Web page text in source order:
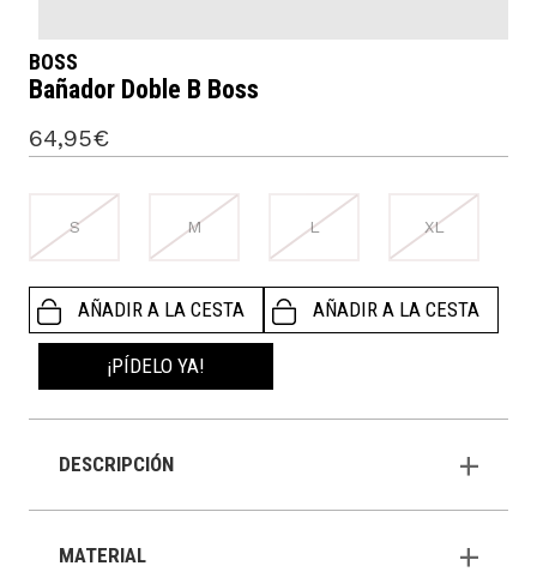
BOSS
Bañador Doble B Boss
64,95€
S M L XL
AÑADIR A LA CESTA AÑADIR A LA CESTA
¡PÍDELO YA!
DESCRIPCIÓN
MATERIAL